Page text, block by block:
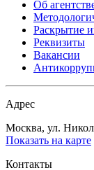
Об
Раскрытие
Реквизиты
Вакансии
Адрес
Москва, ул.
Показать на карте
Контакты